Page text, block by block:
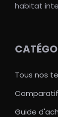
habitat
Tous nos
Guide